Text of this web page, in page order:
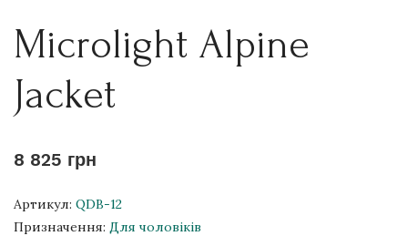
Microlight Alpine
Jacket
8 825 грн
Артикул: QDB-12
Призначення: Для чоловіків